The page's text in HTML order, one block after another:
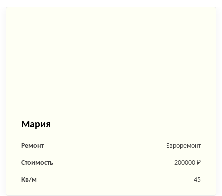
Мария
Ремонт Евроремонт
Стоимость 200000 ₽
Кв/м 45